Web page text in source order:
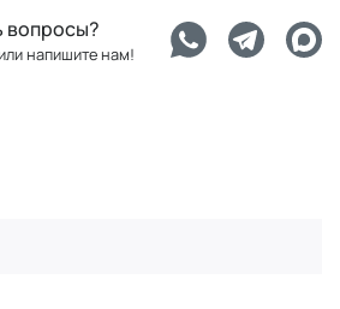
вопросы?
напишите нам!